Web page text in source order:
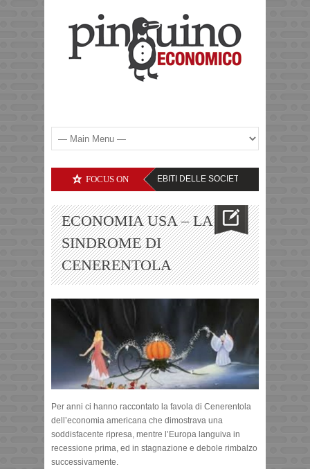
FOCUS ON
FUTURE DEBITI DELLE SOCIETA’ TECNOLOGICHE – IL
ECONOMIA USA – LA
SINDROME DI
CENERENTOLA
Per anni ci hanno raccontato la favola di Cenerentola
dell’economia americana che dimostrava una
soddisfacente ripresa, mentre l’Europa languiva in
recessione prima, ed in stagnazione e debole rimbalzo
successivamente.